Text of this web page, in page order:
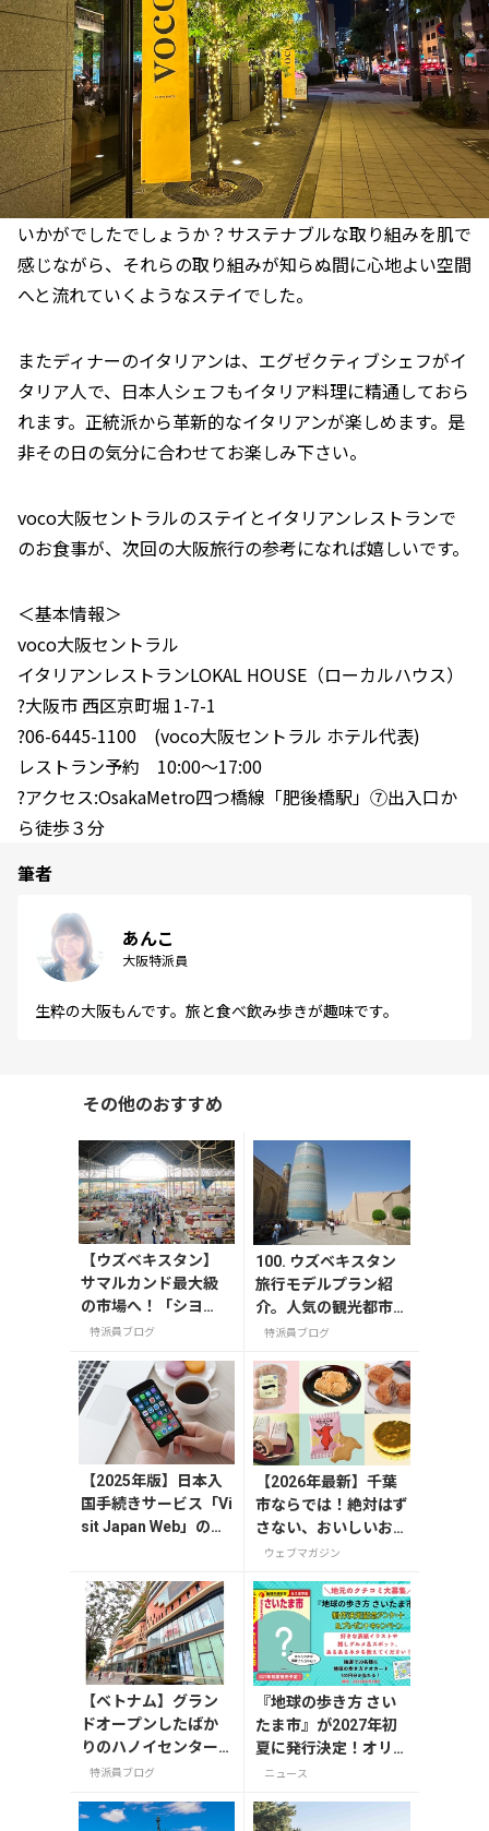
いかがでしたでしょうか？サステナブルな取り組みを肌で
感じながら、それらの取り組みが知らぬ間に心地よい空間
へと流れていくようなステイでした。
またディナーのイタリアンは、エグゼクティブシェフがイ
タリア人で、日本人シェフもイタリア料理に精通しておら
れます。正統派から革新的なイタリアンが楽しめます。是
非その日の気分に合わせてお楽しみ下さい。
voco大阪セントラルのステイとイタリアンレストランで
のお食事が、次回の大阪旅行の参考になれば嬉しいです。
＜基本情報＞
voco大阪セントラル
イタリアンレストランLOKAL HOUSE（ローカルハウス）
?大阪市 西区京町堀 1-7-1
?06-6445-1100 (voco大阪セントラル ホテル代表)
レストラン予約 10:00～17:00
?アクセス:OsakaMetro四つ橋線「肥後橋駅」⑦出入口か
ら徒歩３分
筆者
あんこ
大阪特派員
生粋の大阪もんです。旅と食べ飲み歩きが趣味です。
その他のおすすめ
【ウズベキスタン】
サマルカンド最大級
の市場へ！「シヨ
ブ・バザール」で購
選
特派員ブログ
100. ウズベキスタン
旅行モデルプラン紹
介。人気の観光都市を
効率よく巡る周遊コー
特派員ブログ
【2025年版】日本入
国手続きサービス「Vi
sit Japan Web」の登
【2026年最新】千葉
市ならでは！絶対はず
さない、おいしいお土
産10選
ウェブマガジン
【ベトナム】グラン
ドオープンしたばか
りのハノイセンター
にお土産を探しに行
特派員ブログ
『地球の歩き方 さい
たま市』が2027年初
夏に発行決定！オリジ
ナルグッズが当たる発
中
ニュース